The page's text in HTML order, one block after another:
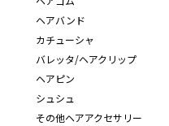
ヘアバンド
カチューシャ
バレッタ/ヘアクリップ
ヘアピン
シュシュ
その他ヘアアクセサリー